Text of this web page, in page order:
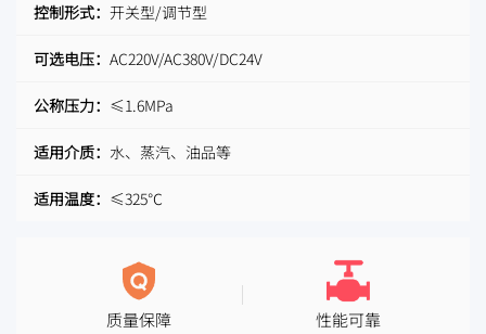
控制形式： 开关型/调节型
可选电压： AC220V/AC380V/DC24V
公称压力： ≤1.6MPa
适用介质： 水、蒸汽、油品等
适用温度： ≤325℃
质量保障 性能可靠